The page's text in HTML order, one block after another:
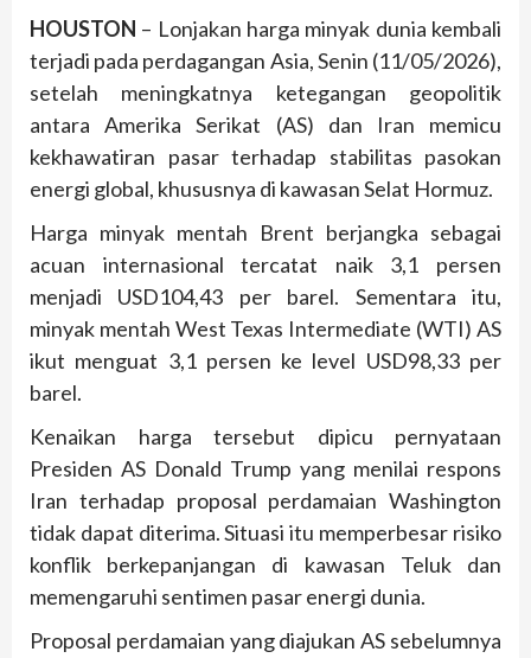
HOUSTON – Lonjakan harga minyak dunia kembali
terjadi pada perdagangan Asia, Senin (11/05/2026),
setelah meningkatnya ketegangan geopolitik
antara Amerika Serikat (AS) dan Iran memicu
kekhawatiran pasar terhadap stabilitas pasokan
energi global, khususnya di kawasan Selat Hormuz.
Harga minyak mentah Brent berjangka sebagai
acuan internasional tercatat naik 3,1 persen
menjadi USD104,43 per barel. Sementara itu,
minyak mentah West Texas Intermediate (WTI) AS
ikut menguat 3,1 persen ke level USD98,33 per
barel.
Kenaikan harga tersebut dipicu pernyataan
Presiden AS Donald Trump yang menilai respons
Iran terhadap proposal perdamaian Washington
tidak dapat diterima. Situasi itu memperbesar risiko
konflik berkepanjangan di kawasan Teluk dan
memengaruhi sentimen pasar energi dunia.
Proposal perdamaian yang diajukan AS sebelumnya